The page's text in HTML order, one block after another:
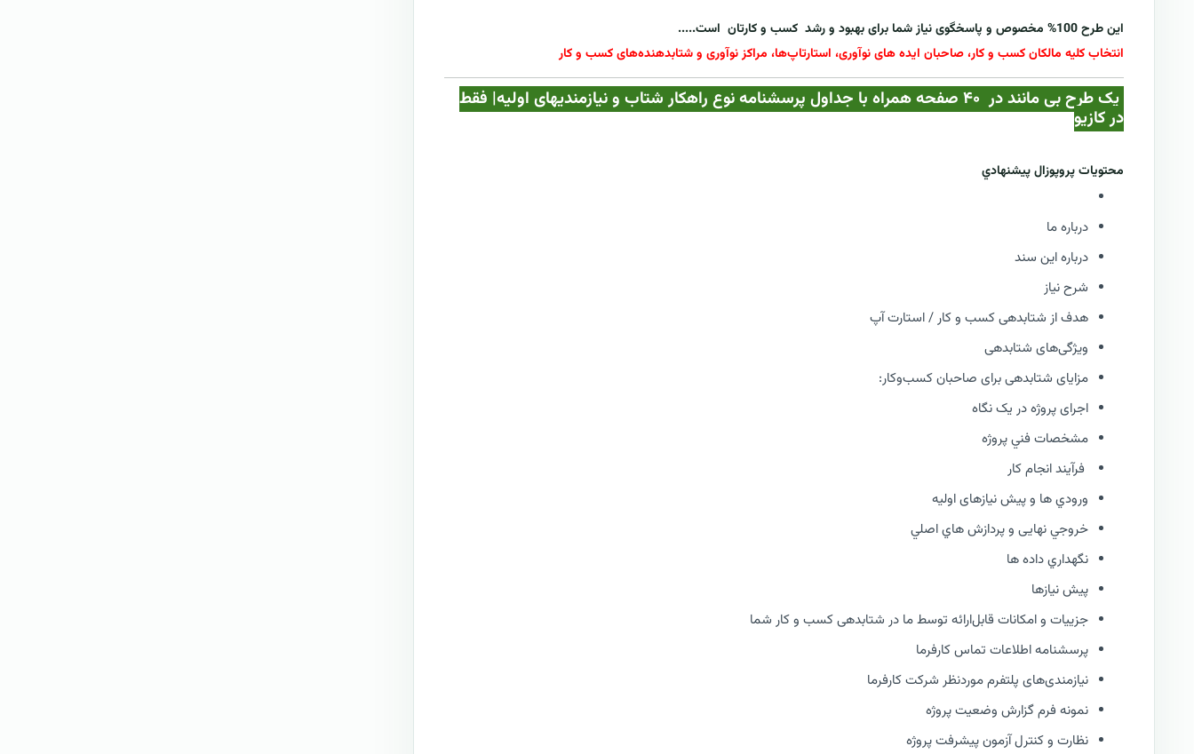
این طرح 100% مخصوص و پاسخگوی نیاز شما برای بهبود و رشد کسب و کارتان
است.....
انتخاب کلیه مالکان کسب و کار، صاحبان ایده های نوآوری، استارتاپ‌ها، مراکز نوآوری و شتابدهنده‌های کسب و کار
یک طرح بی مانند در ۴۰ صفحه همراه با جداول پرسشنامه نوع راهکار شتاب و نیازمندیهای اولیه| فقط
در کازيو
محتويات پروپوزال پيشنهادي
درباره ما
درباره این سند
شرح نیاز
هدف از شتابدهی کسب و کار / استارت آپ
ویژگی‌های شتابدهی
مزایای شتابدهی برای صاحبان کسب‌وکار:
اجرای پروژه در یک نگاه
مشخصات فني پروژه
فرآيند انجام کار
ورودي ها و پیش نیازهای اولیه
خروجي نهایی و پردازش هاي اصلي
نگهداري داده ها
پیش نیازها
جزییات و امکانات قابل‌ارائه توسط ما در شتابدهی کسب و کار شما
پرسشنامه اطلاعات تماس کارفرما
نیازمندی‌های پلتفرم موردنظر شرکت کارفرما
نمونه فرم گزارش وضعيت پروژه
نظارت و كنترل آزمون پیشرفت پروژه